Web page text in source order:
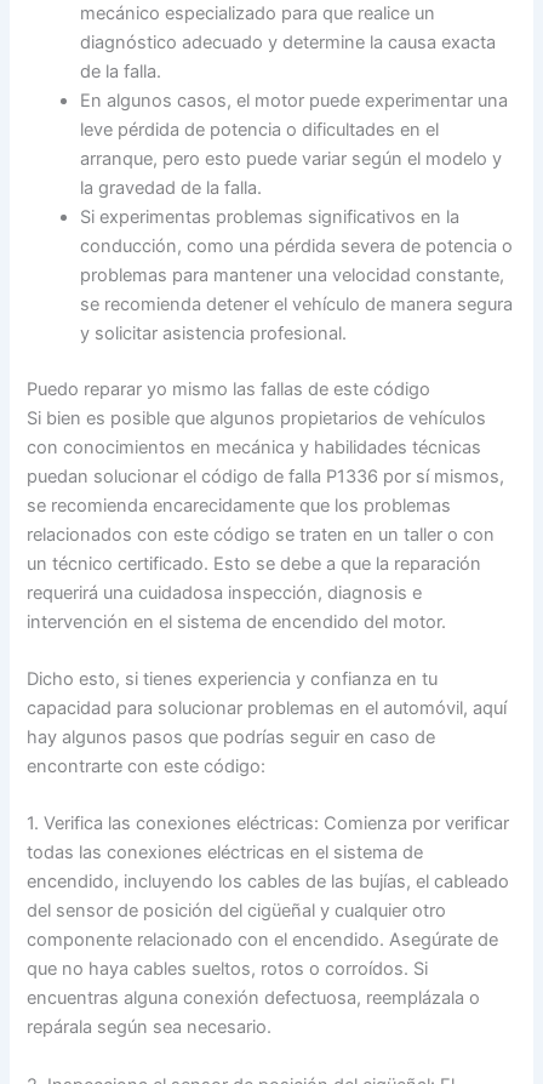
mecánico especializado para que realice un
diagnóstico adecuado y determine la causa exacta
de la falla.
En algunos casos, el motor puede experimentar una
leve pérdida de potencia o dificultades en el
arranque, pero esto puede variar según el modelo y
la gravedad de la falla.
Si experimentas problemas significativos en la
conducción, como una pérdida severa de potencia o
problemas para mantener una velocidad constante,
se recomienda detener el vehículo de manera segura
y solicitar asistencia profesional.
Puedo reparar yo mismo las fallas de este código
Si bien es posible que algunos propietarios de vehículos
con conocimientos en mecánica y habilidades técnicas
puedan solucionar el código de falla P1336 por sí mismos,
se recomienda encarecidamente que los problemas
relacionados con este código se traten en un taller o con
un técnico certificado. Esto se debe a que la reparación
requerirá una cuidadosa inspección, diagnosis e
intervención en el sistema de encendido del motor.
Dicho esto, si tienes experiencia y confianza en tu
capacidad para solucionar problemas en el automóvil, aquí
hay algunos pasos que podrías seguir en caso de
encontrarte con este código:
1. Verifica las conexiones eléctricas: Comienza por verificar
todas las conexiones eléctricas en el sistema de
encendido, incluyendo los cables de las bujías, el cableado
del sensor de posición del cigüeñal y cualquier otro
componente relacionado con el encendido. Asegúrate de
que no haya cables sueltos, rotos o corroídos. Si
encuentras alguna conexión defectuosa, reemplázala o
repárala según sea necesario.